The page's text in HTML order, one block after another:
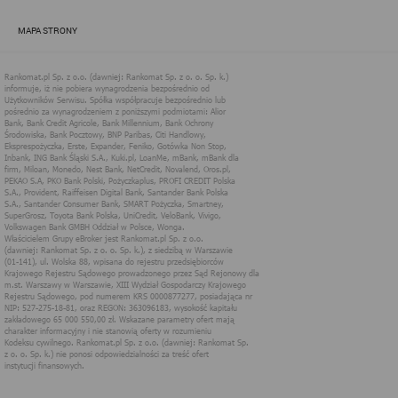
MAPA STRONY
dostosowanie usług, świadczonych w ramach serwisu do potrzeb
Więcej informacji na temat stosowania technologii cookies w
serwisie dostępne jest w Polityce Cookies.
Polityka Cookies serwisów
internetowych spółki Rankomat.pl Sp. z
o.o. (dawniej: Rankomat Sp. z o. o. Sp.
k.)
Rankomat.pl Sp. z o.o. (dawniej: Rankomat Sp. z o. o. Sp. k.), z
siedzibą w Warszawie (01-141), ul. Wolska 88, wpisana do rejestru
przedsiębiorców Krajowego Rejestru Sądowego prowadzonego
przez Sąd Rejonowy dla m.st. Warszawy w Warszawie, XIII
Wydział Gospodarczy Krajowego Rejestru Sądowego, pod
numerem KRS 0000877277, posiadająca nr NIP: 527-275-18-81,
oraz REGON: 363096183, zwana dalej "Rankomat" wykorzystuje
na swoich stronach internetowych technologię "cookies".
Zasady wykorzystania informacji dostarczonych przez
użytkownika w ramach technologii cookies w trakcie korzystania
ze stron internetowych i Rankomat określa niniejszy dokument.
Każdy użytkownik serwisów Rankomat proszony jest o